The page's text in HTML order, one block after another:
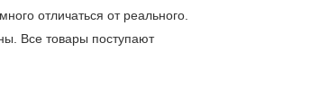
отличаться от реального.
Все товары поступают